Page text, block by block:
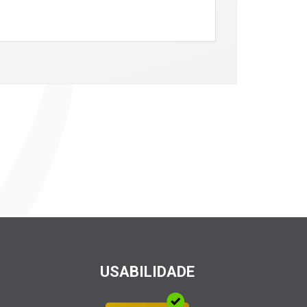
USABILIDADE